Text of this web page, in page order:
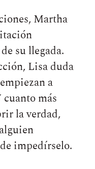
Martha
su llegada.
Lisa duda
a
más
la verdad,
impedírselo.